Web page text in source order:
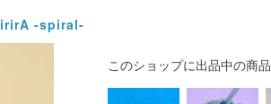
-spiral-
このショップに出品中の商品